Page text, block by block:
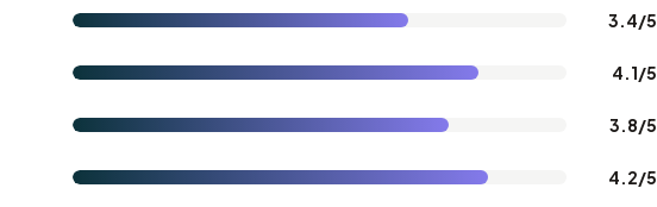
3.4/5
4.1/5
3.8/5
4.2/5